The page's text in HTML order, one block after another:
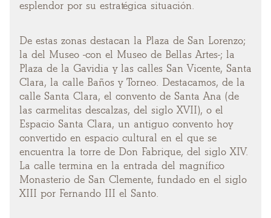
esplendor por su estratégica situación.
De estas zonas destacan la Plaza de San Lorenzo;
la del Museo -con el Museo de Bellas Artes-; la
Plaza de la Gavidia y las calles San Vicente, Santa
Clara, la calle Baños y Torneo. Destacamos, de la
calle Santa Clara, el convento de Santa Ana (de
las carmelitas descalzas, del siglo XVII), o el
Espacio Santa Clara, un antiguo convento hoy
convertido en espacio cultural en el que se
encuentra la torre de Don Fabrique, del siglo XIV.
La calle termina en la entrada del magnífico
Monasterio de San Clemente, fundado en el siglo
XIII por Fernando III el Santo.